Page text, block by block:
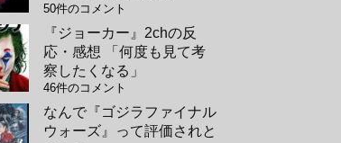
50件のコメント
『ジョーカー』2chの反
応・感想 「何度も見て考
察したくなる」
46件のコメント
なんで『ゴジラファイナル
ウォーズ』って評価されと